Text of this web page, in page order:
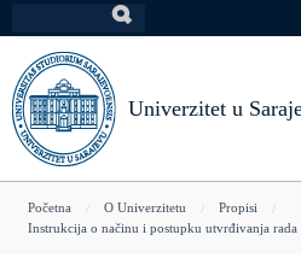
na
glavni
sadržaj
Univerzitet u
You
Početna O Univerzitetu
Propisi
Instrukcija o načinu i postupku utvrđivanja rada